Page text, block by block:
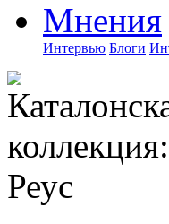
Мнения
Интервью Блоги